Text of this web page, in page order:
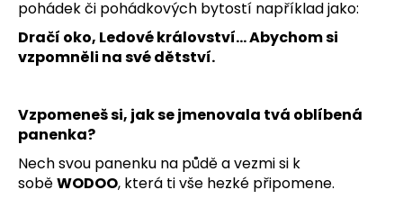
pohádek či pohádkových bytostí například jako:
Dračí oko, Ledové království... Abychom si
vzpomněli na své dětství.
Vzpomeneš si, jak se jmenovala tvá oblíbená
panenka?
Nech svou panenku na půdě a vezmi si k
soběWODOO, která ti vše hezké připomene.
e
b
u
e
t
e
n